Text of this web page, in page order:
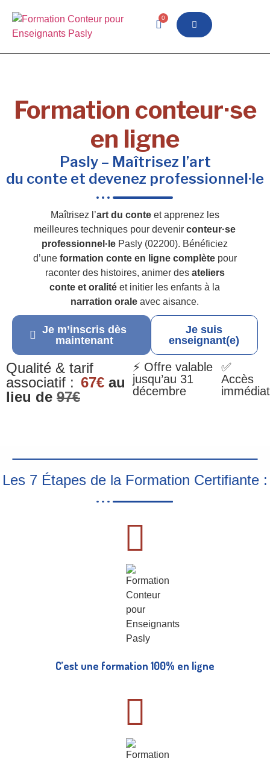
0
Formation conteur·se
en ligne
Pasly – Maîtrisez l’art
du conte et devenez professionnel·le
Maîtrisez l’art du conteet apprenez les
meilleures techniques pour devenirconteur·se
professionnel·le Pasly (02200). Bénéficiez
d’une formation conte en ligne complètepour
raconter des histoires, animer des ateliers
conte et oralité et initier les enfants à la
narration orale avec aisance.
Je m’inscris dès
maintenant
Je suis
enseignant(e)
Qualité & tarif
associatif : 67€ au
lieu de 97€
⚡ Offre valable
jusqu’au 31
décembre
✅
Accès
immédiat
Les 7 Étapes de la Formation Certifiante :
C’est une formation 100% en ligne